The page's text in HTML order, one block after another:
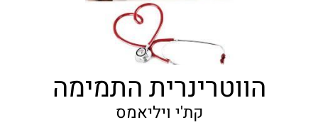
הווטרינרית התמימה
קת'י ויליאמס